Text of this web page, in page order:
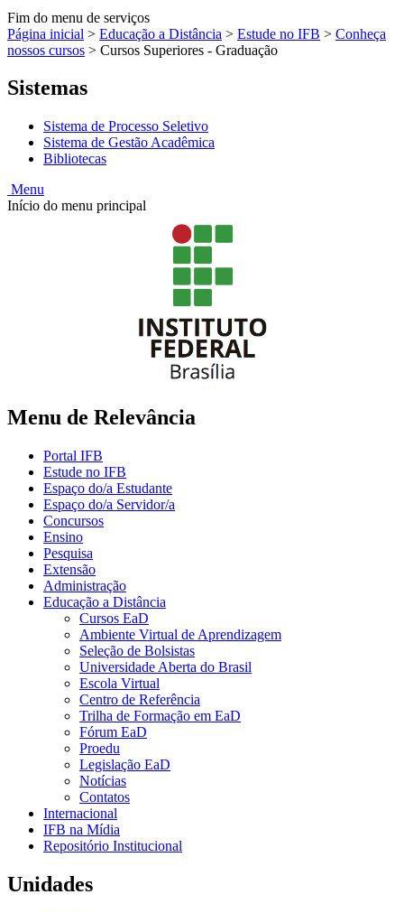
Fim do menu de serviços
Página inicial > Educação a Distância > Estude no IFB > Conheça
nossos cursos > Cursos Superiores - Graduação
Sistemas
Sistema de Processo Seletivo
Sistema de Gestão Acadêmica
Bibliotecas
Menu
Início do menu principal
Menu de Relevância
Portal IFB
Estude no IFB
Espaço do/a Estudante
Espaço do/a Servidor/a
Concursos
Ensino
Pesquisa
Extensão
Administração
Educação a Distância
Cursos EaD
Ambiente Virtual de Aprendizagem
Seleção de Bolsistas
Universidade Aberta do Brasil
Escola Virtual
Centro de Referência
Trilha de Formação em EaD
Fórum EaD
Proedu
Legislação EaD
Notícias
Contatos
Internacional
IFB na Mídia
Repositório Institucional
Unidades